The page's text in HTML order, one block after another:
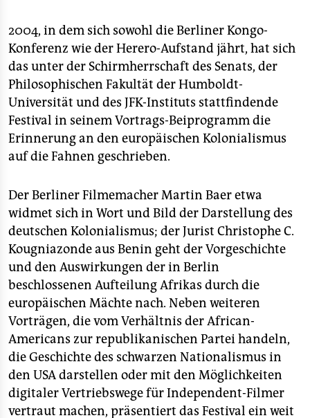
2004, in dem sich sowohl die Berliner Kongo-
Konferenz wie der Herero-Aufstand jährt, hat sich
das unter der Schirmherrschaft des Senats, der
Philosophischen Fakultät der Humboldt-
Universität und des JFK-Instituts stattfindende
Festival in seinem Vortrags-Beiprogramm die
Erinnerung an den europäischen Kolonialismus
auf die Fahnen geschrieben.
Der Berliner Filmemacher Martin Baer etwa
widmet sich in Wort und Bild der Darstellung des
deutschen Kolonialismus; der Jurist Christophe C.
Kougniazonde aus Benin geht der Vorgeschichte
und den Auswirkungen der in Berlin
beschlossenen Aufteilung Afrikas durch die
europäischen Mächte nach. Neben weiteren
Vorträgen, die vom Verhältnis der African-
Americans zur republikanischen Partei handeln,
die Geschichte des schwarzen Nationalismus in
den USA darstellen oder mit den Möglichkeiten
digitaler Vertriebswege für Independent-Filmer
vertraut machen, präsentiert das Festival ein weit